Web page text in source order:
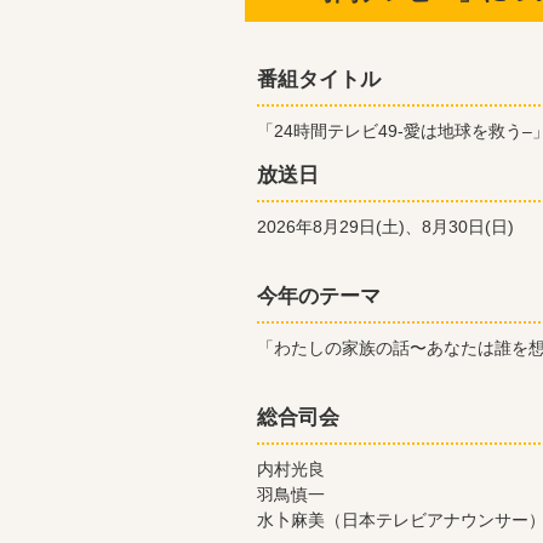
番組タイトル
「24時間テレビ49-愛は地球を救う– 」
放送日
2026年8 月 29日(土) 8 月30日(日)
今年のテーマ
「わたしの家族の話〜あなたは誰を
総合司会
内村光良
羽鳥慎一
水卜麻美（日本テレビアナウンサー